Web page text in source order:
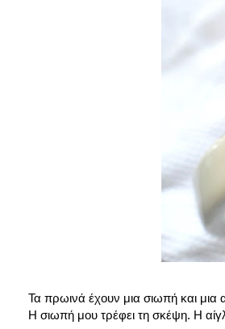
Τα πρωινά έχουν μια σιωπή και μια
Η σιωπή μου τρέφει τη σκέψη. Η